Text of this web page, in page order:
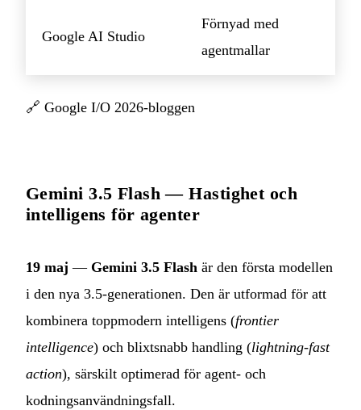
Google AI Studio
Förnyad med
agentmallar
🔗 Google I/O 2026-bloggen
Gemini 3.5 Flash — Hastighet och
intelligens för agenter
19 maj — Gemini 3.5 Flash är den första modellen
i den nya 3.5-generationen. Den är utformad för att
kombinera toppmodern intelligens (frontier
intelligence) och blixtsnabb handling (lightning-fast
action), särskilt optimerad för agent- och
kodningsanvändningsfall.